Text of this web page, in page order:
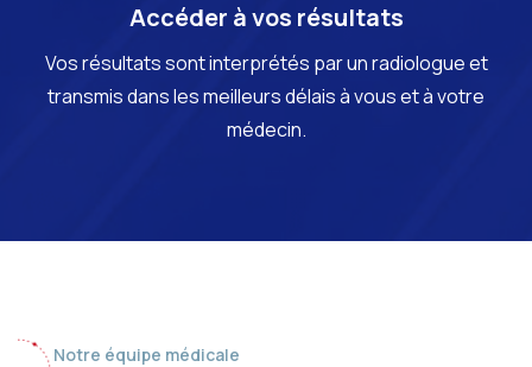
Accéder à vos résultats
Vos résultats sont interprétés par un radiologue et
transmis dans les meilleurs délais à vous et à votre
médecin.
Notre équipe médicale